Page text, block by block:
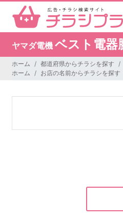
ヤマダ電機 ベスト電器
ホーム 都道府県からチラシを探す
ホーム
お店の名前からチラシを探す